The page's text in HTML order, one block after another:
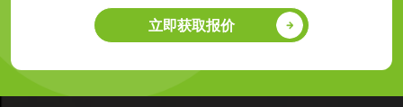
立即获取报价